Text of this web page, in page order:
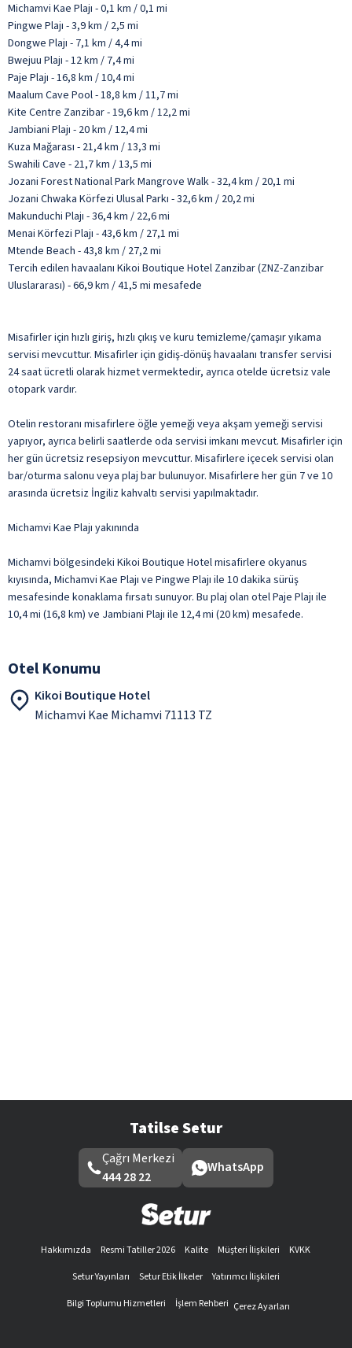
Michamvi Kae Plajı - 0,1 km / 0,1 mi
Pingwe Plajı - 3,9 km / 2,5 mi
Dongwe Plajı - 7,1 km / 4,4 mi
Bwejuu Plajı - 12 km / 7,4 mi
Paje Plajı - 16,8 km / 10,4 mi
Maalum Cave Pool - 18,8 km / 11,7 mi
Kite Centre Zanzibar - 19,6 km / 12,2 mi
Jambiani Plajı - 20 km / 12,4 mi
Kuza Mağarası - 21,4 km / 13,3 mi
Swahili Cave - 21,7 km / 13,5 mi
Jozani Forest National Park Mangrove Walk - 32,4 km / 20,1 mi
Jozani Chwaka Körfezi Ulusal Parkı - 32,6 km / 20,2 mi
Makunduchi Plajı - 36,4 km / 22,6 mi
Menai Körfezi Plajı - 43,6 km / 27,1 mi
Mtende Beach - 43,8 km / 27,2 mi
Tercih edilen havaalanı Kikoi Boutique Hotel Zanzibar (ZNZ-Zanzibar
Uluslararası) - 66,9 km / 41,5 mi mesafede
Misafirler için hızlı giriş, hızlı çıkış ve kuru temizleme/çamaşır yıkama
servisi mevcuttur. Misafirler için gidiş-dönüş havaalanı transfer servisi
24 saat ücretli olarak hizmet vermektedir, ayrıca otelde ücretsiz vale
otopark vardır.
Otelin restoranı misafirlere öğle yemeği veya akşam yemeği servisi
yapıyor, ayrıca belirli saatlerde oda servisi imkanı mevcut. Misafirler için
her gün ücretsiz resepsiyon mevcuttur. Misafirlere içecek servisi olan
bar/oturma salonu veya plaj bar bulunuyor. Misafirlere her gün 7 ve 10
arasında ücretsiz İngiliz kahvaltı servisi yapılmaktadır.
Michamvi Kae Plajı yakınında
Michamvi bölgesindeki Kikoi Boutique Hotel misafirlere okyanus
kıyısında, Michamvi Kae Plajı ve Pingwe Plajı ile 10 dakika sürüş
mesafesinde konaklama fırsatı sunuyor. Bu plaj olan otel Paje Plajı ile
10,4 mi (16,8 km) ve Jambiani Plajı ile 12,4 mi (20 km) mesafede.
Otel Konumu
Kikoi Boutique Hotel
Michamvi Kae Michamvi 71113 TZ
Tatilse Setur
Çağrı Merkezi
444 28 22
WhatsApp
Hakkımızda Resmi Tatiller 2026 Kalite Müşteri İlişkileri
KVKK
Setur Yayınları
Setur Etik İlkeler
Yatırımcı İlişkileri
Bilgi Toplumu Hizmetleri
İşlem Rehberi Çerez Ayarları